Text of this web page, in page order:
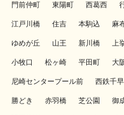
門前仲町 東陽町 西葛西
江戸川橋 住吉 本駒込 麻
ゆめが丘 山王 新川橋 上
小牧口 松ヶ崎 平田町 大
尼崎センタープール前 西鉄千早
勝どき 赤羽橋 芝公園 御